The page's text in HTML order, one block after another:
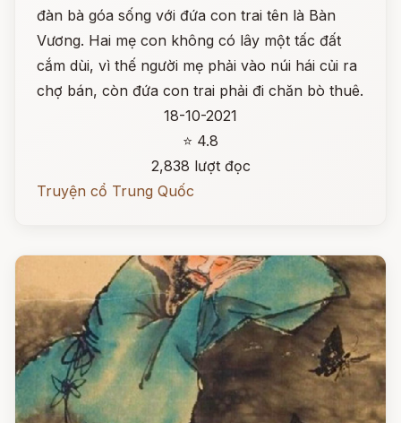
đàn bà góa sống với đứa con trai tên là Bàn
Vương. Hai mẹ con không có lây một tấc đất
cắm dùi, vì thế người mẹ phải vào núi hái củi ra
chợ bán, còn đứa con trai phải đi chăn bò thuê.
18-10-2021
⭐ 4.8
2,838 lượt đọc
Truyện cổ Trung Quốc